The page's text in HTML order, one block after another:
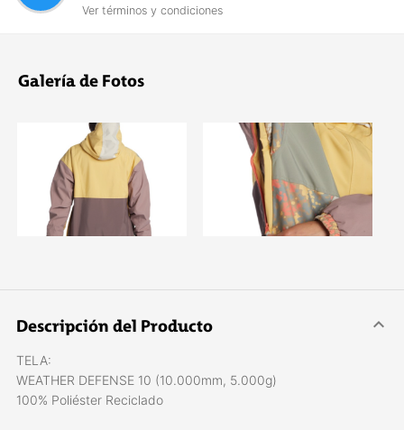
Ver términos y condiciones
Galería de Fotos
Descripción del Producto
TELA:
WEATHER DEFENSE 10 (10.000mm, 5.000g)
100% Poliéster Reciclado